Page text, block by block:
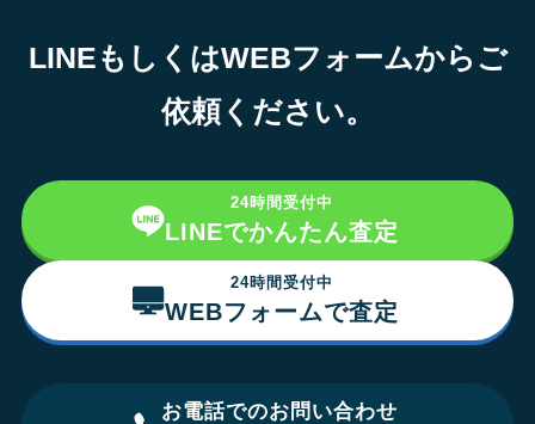
LINEもしくはWEBフォームからご
依頼ください。
24時間受付中
LINEでかんたん査定
24時間受付中
WEBフォームで査定
お電話でのお問い合わせ